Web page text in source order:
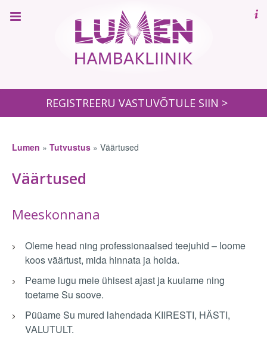
REGISTREERU VASTUVÕTULE SIIN >
Lumen » Tutvustus » Väärtused
Väärtused
Meeskonnana
Oleme head ning professionaalsed teejuhid – loome
koos väärtust, mida hinnata ja hoida.
Peame lugu meie ühisest ajast ja kuulame ning
toetame Su soove.
Püüame Su mured lahendada KIIRESTI, HÄSTI,
VALUTULT.